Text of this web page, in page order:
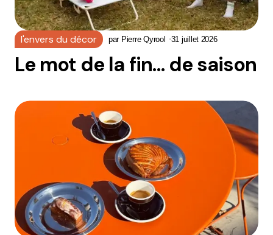
l'envers du décor par Pierre Qyrool 31 juillet 2026
Le mot de la fin… de saison